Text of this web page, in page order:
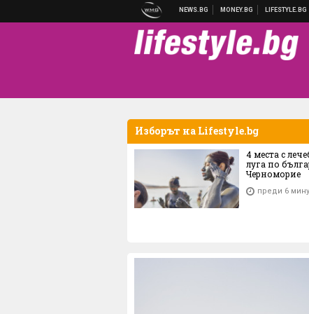
Изборът на Lifestyle.bg
4 места с
луга по
Черноморие
преди 6